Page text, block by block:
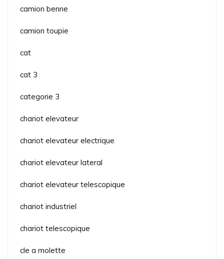
camion benne
camion toupie
cat
cat 3
categorie 3
chariot elevateur
chariot elevateur electrique
chariot elevateur lateral
chariot elevateur telescopique
chariot industriel
chariot telescopique
cle a molette